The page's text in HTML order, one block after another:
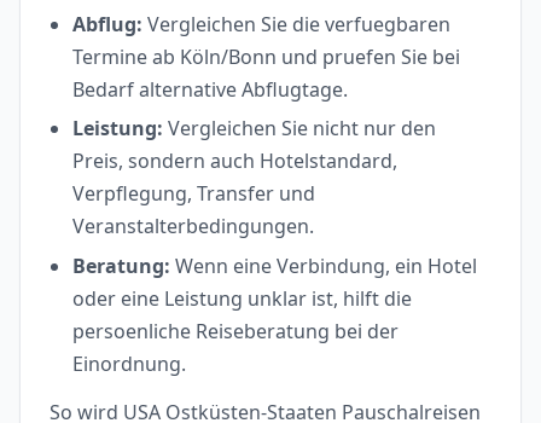
Abflug: Vergleichen Sie die verfuegbaren
Termine ab Köln/Bonn und pruefen Sie bei
Bedarf alternative Abflugtage.
Leistung: Vergleichen Sie nicht nur den
Preis, sondern auch Hotelstandard,
Verpflegung, Transfer und
Veranstalterbedingungen.
Beratung: Wenn eine Verbindung, ein Hotel
oder eine Leistung unklar ist, hilft die
persoenliche Reiseberatung bei der
Einordnung.
So wird USA Ostküsten-Staaten Pauschalreisen